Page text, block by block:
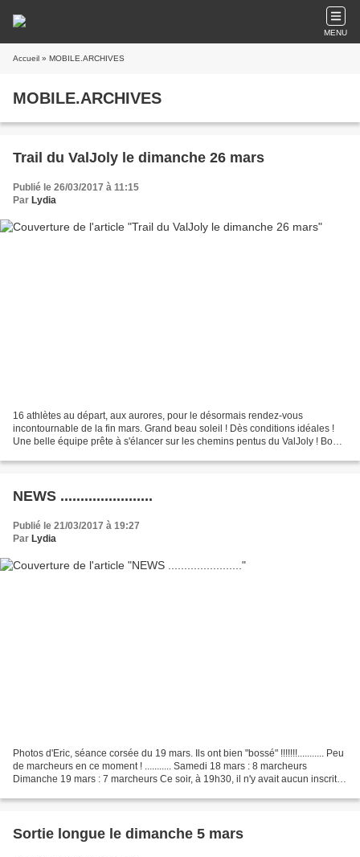
MENU
Accueil » MOBILE.ARCHIVES
MOBILE.ARCHIVES
Trail du ValJoly le dimanche 26 mars
Publié le 26/03/2017 à 11:15
Par Lydia
16 athlètes au départ, aux aurores, pour le désormais rendez-vous
incontournable de la fin mars. Grand beau soleil ! Dès conditions idéales !
Une belle équipe prête à s'élancer sur les chemins pentus du ValJoly ! Bon
NEWS .......................
Publié le 21/03/2017 à 19:27
Par Lydia
Photos d'Eric, séance corsée du 19 mars. Ils ont bien "bossé" !!!!!!!........... Peu
de marcheurs en ce moment ! ........... Samedi 18 mars : 8 marcheurs
Dimanche 19 mars : 7 marcheurs Ce soir, à 19h30, il n'y avait aucun inscrit
Sortie longue le dimanche 5 mars